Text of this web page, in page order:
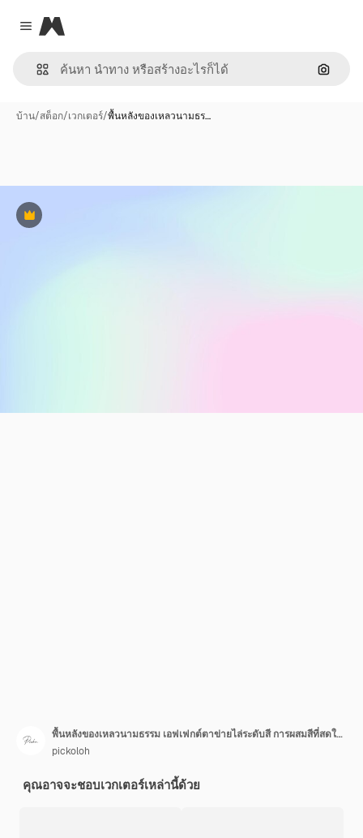
Close menu
Magnific
ค้นหา
บ้าน/สต็อก/เวกเตอร์/พื้นหลังของเหลวนามธร…
พรีเมี่ยม
พื้นหลังของเหลวนามธรรม เอฟเฟกต์ตาข่ายไล่ระดับสี การผสมสีที่สดใส การผสมสีของเหลวที่พร่ามัว เทมเพลตการออกแบบที่ทันสมัยสำหรับหน้าเว็บ โฆษณา แบนเนอร์ โปสเตอร์ โบรชัวร์ ภาพประกอบเวกเตอร์
pickoloh
คุณอาจจะชอบเวกเตอร์เหล่านี้ด้วย